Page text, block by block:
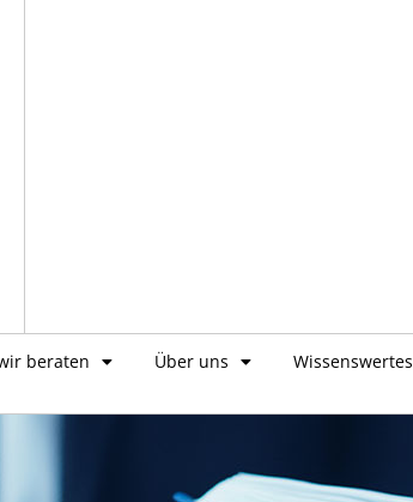
beraten Über uns Wissenswertes